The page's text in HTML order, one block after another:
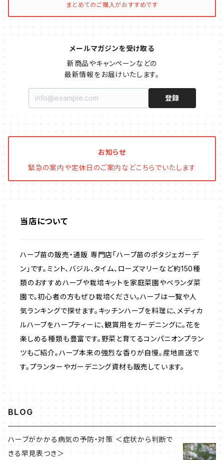
イチゴをおいしく育てたい
ガーデンベジタ・イタリア野菜
いちご
樹脂製 / プラ製プランター
ファイバー製プランター
ブリキ製プランター
木製プランター
まとめてのご購入がおすすめです
メールマガジンを受け取る
新商品やキャンペーンなどの
最新情報をお届けいたします。
登録
お知らせ
緊急の案内や定休日のご案内などこちらでいたします
当店について
ハーブ苗の販売・通販 専門店「ハーブ苗のポタジェガーデ
ン」です。ミント、バジル、タイム、ローズマリーなど約150種
類のおすすめハーブや栽培キットを家庭菜園やベランダ菜
園で。初心者の方もぜひ栽培ください。ハーブは一覧や人
気ランキングで探せます。キッチンハーブを料理に、メディカ
ルハーブをハーブティーに、観賞用をガーデニングに。花を
楽しめる種類も豊富です。野菜と育てるコンパニオンプラン
ツもご紹介。ハーブ本来の強烈な香りが自慢。産地直送で
す。プランターやガーデニング資材も販売しています。
BLOG
ハーブがかかる病気の予防・対策 ＜症状から判断で
きる早見表つき＞